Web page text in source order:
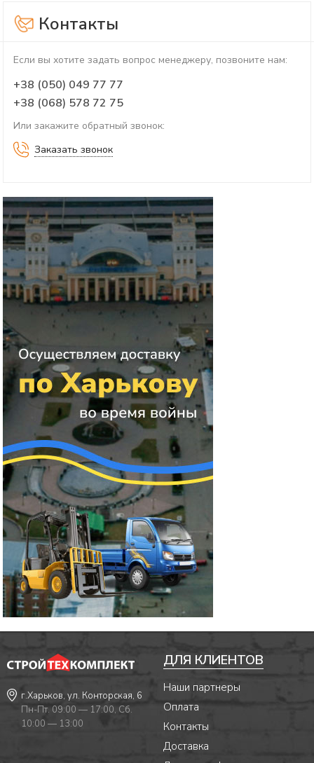
Контакты
Если вы хотите задать вопрос менеджеру, позвоните нам:
+38 (050) 049 77 77
+38 (068) 578 72 75
Или закажите обратный звонок:
Заказать звонок
г.Харьков, ул. Конторская, 6
Пн-Пт. 09:00 — 17:00, Сб.
10:00 — 13:00
ДЛЯ КЛИЕНТОВ
Наши партнеры
Оплата
Контакты
Доставка